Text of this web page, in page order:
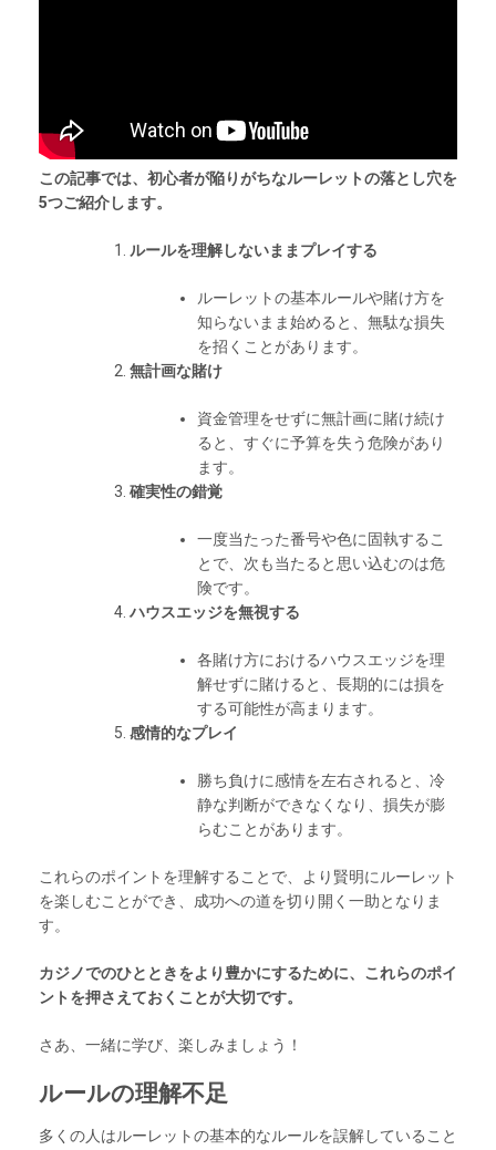
この記事では、初心者が陥りがちなルーレットの落とし穴を
5つご紹介します。
ルールを理解しないままプレイする
ルーレットの基本ルールや賭け方を
知らないまま始めると、無駄な損失
を招くことがあります。
無計画な賭け
資金管理をせずに無計画に賭け続け
ると、すぐに予算を失う危険があり
ます。
確実性の錯覚
一度当たった番号や色に固執するこ
とで、次も当たると思い込むのは危
険です。
ハウスエッジを無視する
各賭け方におけるハウスエッジを理
解せずに賭けると、長期的には損を
する可能性が高まります。
感情的なプレイ
勝ち負けに感情を左右されると、冷
静な判断ができなくなり、損失が膨
らむことがあります。
これらのポイントを理解することで、より賢明にルーレット
を楽しむことができ、成功への道を切り開く一助となりま
す。
カジノでのひとときをより豊かにするために、これらのポイ
ントを押さえておくことが大切です。
さあ、一緒に学び、楽しみましょう！
ルールの理解不足
多くの人はルーレットの基本的なルールを誤解していること